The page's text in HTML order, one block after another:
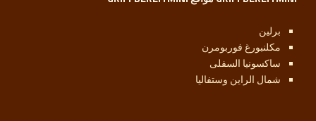
برلين
مكلنبورغ فوربومرن
ساكسونيا السفلى
شمال الراين وستفاليا